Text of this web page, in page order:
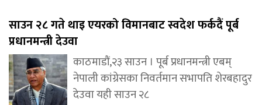
साउन २८ गते थाइ एयरको विमानबाट स्वदेश फर्कदैं पूर्ब
प्रधानमन्त्री देउवा
काठमाडौं,२३ साउन । पूर्ब प्रधानमन्त्री एबम्
नेपाली कांग्रेसका निवर्तमान सभापति शेरबहादुर
देउवा यही साउन २८